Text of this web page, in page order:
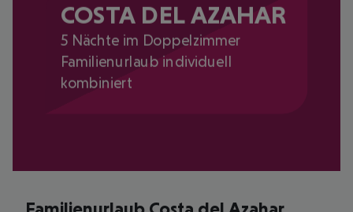
COSTA DEL AZAHAR
5 Nächte im Doppelzimmer
Familienurlaub individuell
kombiniert